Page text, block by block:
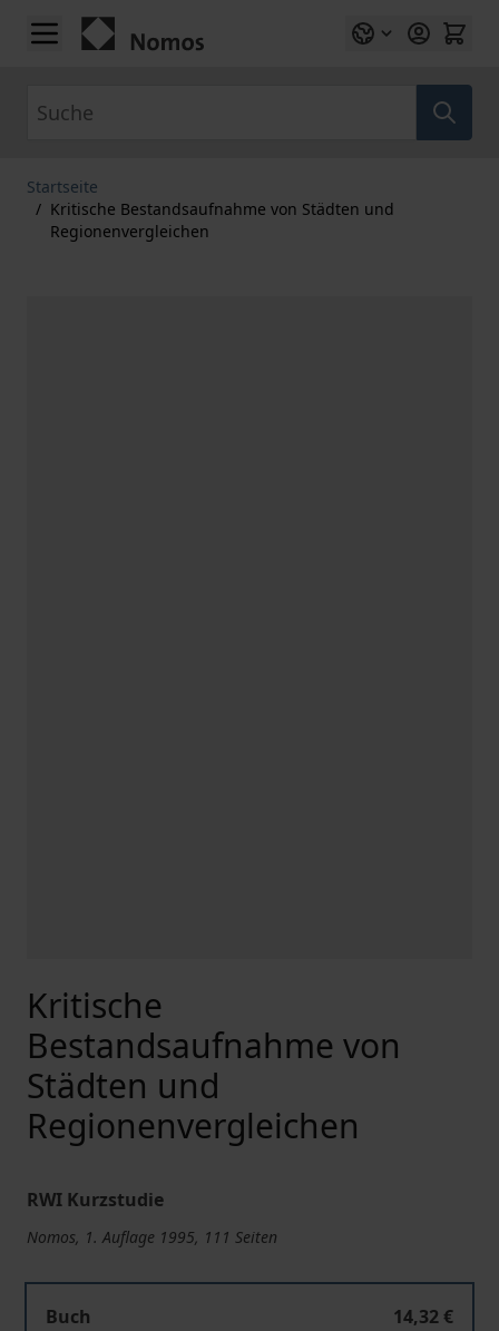
Zum Inhalt springen
Startseite
/ Kritische Bestandsaufnahme von Städten und
Regionenvergleichen
Kritische
Bestandsaufnahme von
Städten und
Regionenvergleichen
RWI Kurzstudie
Nomos, 1. Auflage 1995, 111 Seiten
Buch
14,32 €